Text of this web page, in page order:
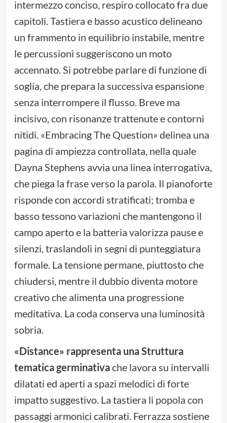
intermezzo conciso, respiro collocato fra due
capitoli. Tastiera e basso acustico delineano
un frammento in equilibrio instabile, mentre
le percussioni suggeriscono un moto
accennato. Si potrebbe parlare di funzione di
soglia, che prepara la successiva espansione
senza interrompere il flusso. Breve ma
incisivo, con risonanze trattenute e contorni
nitidi. «Embracing The Question» delinea una
pagina di ampiezza controllata, nella quale
Dayna Stephens avvia una linea interrogativa,
che piega la frase verso la parola. Il pianoforte
risponde con accordi stratificati; tromba e
basso tessono variazioni che mantengono il
campo aperto e la batteria valorizza pause e
silenzi, traslandoli in segni di punteggiatura
formale. La tensione permane, piuttosto che
chiudersi, mentre il dubbio diventa motore
creativo che alimenta una progressione
meditativa. La coda conserva una luminosità
sobria.
«Distance» rappresenta una Struttura
tematica germinativache lavora su intervalli
dilatati ed aperti a spazi melodici di forte
impatto suggestivo. La tastiera li popola con
passaggi armonici calibrati. Ferrazza sostiene